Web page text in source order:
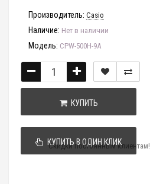
Производитель: Casio
Наличие: Нет в наличии
Модель: CPW-500H-9A
КУПИТЬ
КУПИТЬ В ОДИН КЛИК
Скидки постоянным клиентам!